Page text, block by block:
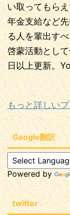
い取ってもら
年金支給など
る人を輩出す
啓蒙活動とし
日以上更新。
もっと詳しい
Google翻訳
Powered by
twitter